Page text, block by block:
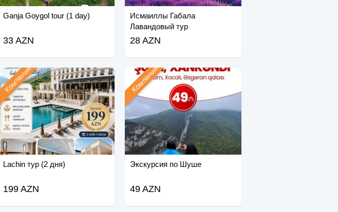
Ganja Goygol tour (1 day)
33 AZN
Исмаиллы Габала
Лавандовый тур
28 AZN
Lachin тур (2 дня)
Компания
199 AZN
Экскурсия по Шуше
Компания
49 AZN